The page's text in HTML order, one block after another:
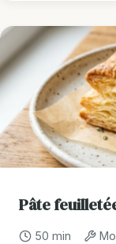
Pâte
50 min